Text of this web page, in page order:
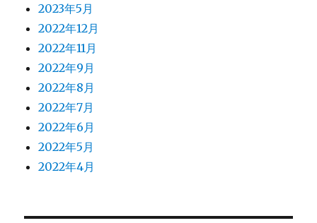
2023年5月
2022年12月
2022年11月
2022年9月
2022年8月
2022年7月
2022年6月
2022年5月
2022年4月